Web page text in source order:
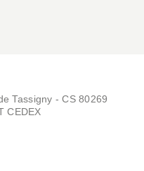
Tassigny - CS 80269
CEDEX